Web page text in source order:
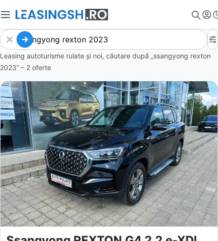
Leasing autoturisme rulate și noi, căutare după „ssangyong rexton
2023” – 2 oferte